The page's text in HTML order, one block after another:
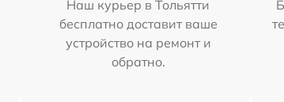
Наш курьер в Тольятти
бесплатно доставит ваше
устройство на ремонт и
обратно.